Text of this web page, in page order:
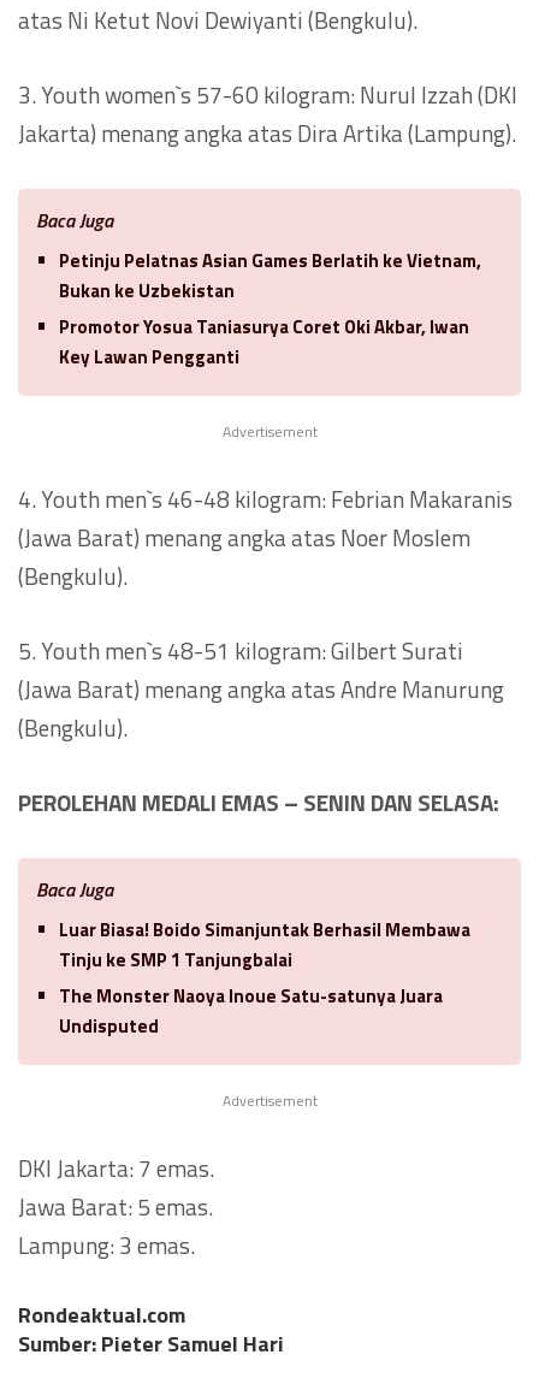
atas Ni Ketut Novi Dewiyanti (Bengkulu).
3. Youth women`s 57-60 kilogram: Nurul Izzah (DKI
Jakarta) menang angka atas Dira Artika (Lampung).
Baca Juga
Petinju Pelatnas Asian Games Berlatih ke Vietnam,
Bukan ke Uzbekistan
Promotor Yosua Taniasurya Coret Oki Akbar, Iwan
Key Lawan Pengganti
Advertisement
4. Youth men`s 46-48 kilogram: Febrian Makaranis
(Jawa Barat) menang angka atas Noer Moslem
(Bengkulu).
5. Youth men`s 48-51 kilogram: Gilbert Surati
(Jawa Barat) menang angka atas Andre Manurung
(Bengkulu).
PEROLEHAN MEDALI EMAS – SENIN DAN SELASA:
Baca Juga
Luar Biasa! Boido Simanjuntak Berhasil Membawa
Tinju ke SMP 1 Tanjungbalai
The Monster Naoya Inoue Satu-satunya Juara
Undisputed
Advertisement
DKI Jakarta: 7 emas.
Jawa Barat: 5 emas.
Lampung: 3 emas.
Rondeaktual.com
Sumber: Pieter Samuel Hari